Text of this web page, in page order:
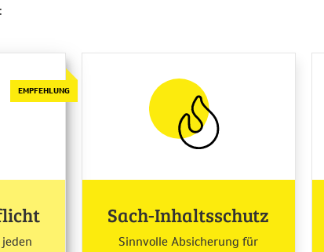
Sach-Inhaltsschutz
Sinnvolle Absicherung für